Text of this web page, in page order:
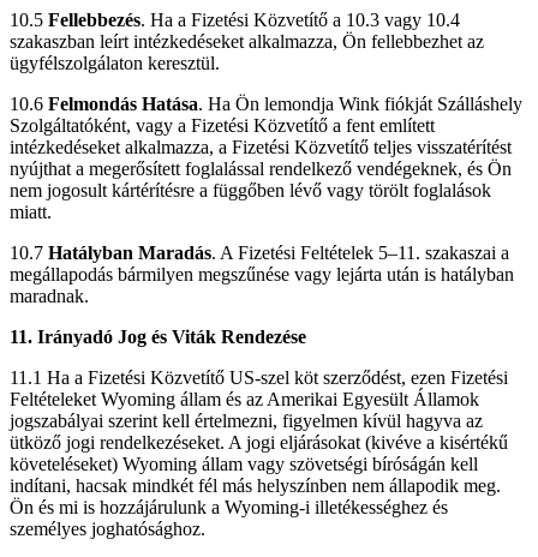
10.5 Fellebbezés. Ha a Fizetési Közvetítő a 10.3 vagy 10.4
szakaszban leírt intézkedéseket alkalmazza, Ön fellebbezhet az
ügyfélszolgálaton keresztül.
10.6 Felmondás Hatása. Ha Ön lemondja Wink fiókját Szálláshely
Szolgáltatóként, vagy a Fizetési Közvetítő a fent említett
intézkedéseket alkalmazza, a Fizetési Közvetítő teljes visszatérítést
nyújthat a megerősített foglalással rendelkező vendégeknek, és Ön
nem jogosult kártérítésre a függőben lévő vagy törölt foglalások
miatt.
10.7 Hatályban Maradás. A Fizetési Feltételek 5–11. szakaszai a
megállapodás bármilyen megszűnése vagy lejárta után is hatályban
maradnak.
11. Irányadó Jog és Viták Rendezése
11.1 Ha a Fizetési Közvetítő US-szel köt szerződést, ezen Fizetési
Feltételeket Wyoming állam és az Amerikai Egyesült Államok
jogszabályai szerint kell értelmezni, figyelmen kívül hagyva az
ütköző jogi rendelkezéseket. A jogi eljárásokat (kivéve a kisértékű
követeléseket) Wyoming állam vagy szövetségi bíróságán kell
indítani, hacsak mindkét fél más helyszínben nem állapodik meg.
Ön és mi is hozzájárulunk a Wyoming-i illetékességhez és
személyes joghatósághoz.